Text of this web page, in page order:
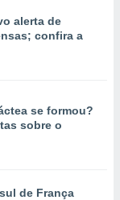
alerta de
confira a
se formou?
sobre o
de França